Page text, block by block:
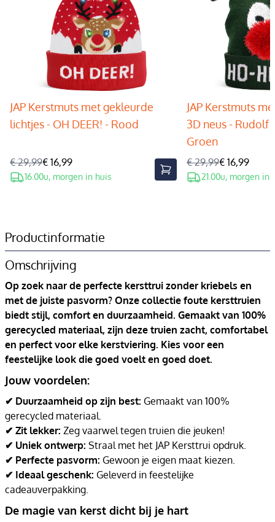
JAP Kerstmuts met gekleurde
lichtjes - OH DEER! - Rood
€ 29,99€ 16,99
16.00u, morgen in huis
JAP Kerstmuts
3D neus - Rudolf
Groen
€ 29,99€ 16,99
21.00u, morgen in
Productinformatie
Omschrijving
Op zoek naar de perfecte kersttrui zonder kriebels en
met de juiste pasvorm? Onze collectie foute kersttruien
biedt stijl, comfort en duurzaamheid. Gemaakt van 100%
gerecycled materiaal, zijn deze truien zacht, comfortabel
en perfect voor elke kerstviering. Kies voor een
feestelijke look die goed voelt en goed doet.
Jouw voordelen:
✔ Duurzaamheid op zijn best: Gemaakt van 100%
gerecycled materiaal.
✔ Zit lekker: Zeg vaarwel tegen truien die jeuken!
✔ Uniek ontwerp: Straal met het JAP Kersttrui opdruk.
✔ Perfecte pasvorm: Gewoon je eigen maat kiezen.
✔ Ideaal geschenk: Geleverd in feestelijke
cadeauverpakking.
De magie van kerst dicht bij je hart